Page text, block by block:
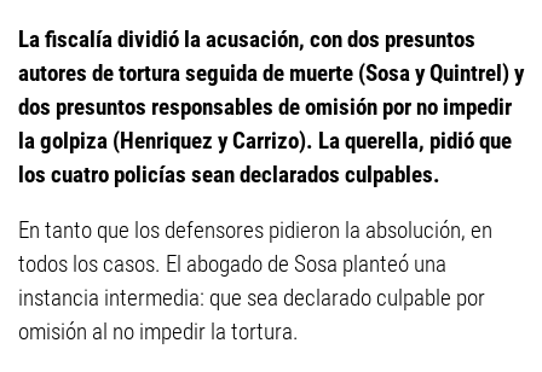
La fiscalía dividió la acusación, con dos presuntos
autores de tortura seguida de muerte (Sosa y Quintrel) y
dos presuntos responsables de omisión por no impedir
la golpiza (Henriquez y Carrizo). La querella, pidió que
los cuatro policías sean declarados culpables.
En tanto que los defensores pidieron la absolución, en
todos los casos. El abogado de Sosa planteó una
instancia intermedia: que sea declarado culpable por
omisión al no impedir la tortura.